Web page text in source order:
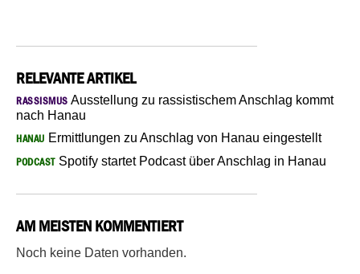
RELEVANTE ARTIKEL
RASSISMUS Ausstellung zu rassistischem Anschlag kommt
nach Hanau
HANAU Ermittlungen zu Anschlag von Hanau eingestellt
PODCASTSpotify startet Podcast über Anschlag in Hanau
AM MEISTEN KOMMENTIERT
Noch keine Daten vorhanden.